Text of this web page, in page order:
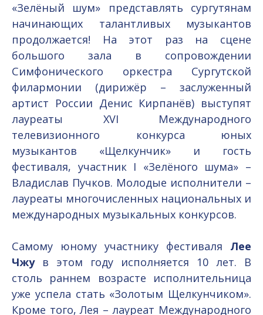
«Зелёный шум» представлять сургутянам
начинающих талантливых музыкантов
продолжается! На этот раз на сцене
большого зала в сопровождении
Симфонического оркестра Сургутской
филармонии (дирижёр – заслуженный
артист России Денис Кирпанёв) выступят
лауреаты XVI Международного
телевизионного конкурса юных
музыкантов «Щелкунчик» и гость
фестиваля, участник I «Зелёного шума» –
Владислав Пучков. Молодые исполнители –
лауреаты многочисленных национальных и
международных музыкальных конкурсов.
Самому юному участнику фестиваля Лее
Чжув этом году исполняется 10 лет. В
столь раннем возрасте исполнительница
уже успела стать «Золотым Щелкунчиком».
Кроме того, Лея – лауреат Международного